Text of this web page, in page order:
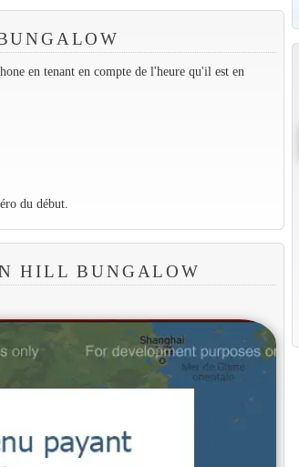
en tenant en compte de l'heure qu'il est en
du début.
HILL BUNGALOW